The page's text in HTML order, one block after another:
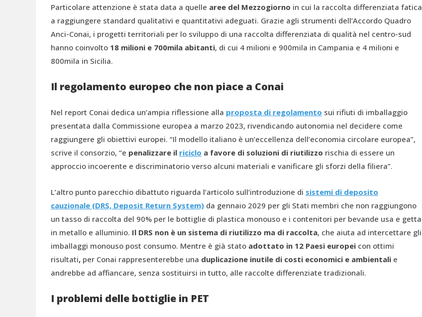
Particolare attenzione è stata data a quelle aree del Mezzogiorno in cui la raccolta differenziata fatica
a raggiungere standard qualitativi e quantitativi adeguati. Grazie agli strumenti dell’Accordo Quadro
Anci-Conai, i progetti territoriali per lo sviluppo di una raccolta differenziata di qualità nel centro-sud
hanno coinvolto 18 milioni e 700mila abitanti, di cui 4 milioni e 900mila in Campania e 4 milioni e
800mila in Sicilia.
Il regolamento europeo che non piace a Conai
Nel report Conai dedica un’ampia riflessione alla proposta di regolamento sui rifiuti di imballaggio
presentata dalla Commissione europea a marzo 2023, rivendicando autonomia nel decidere come
raggiungere gli obiettivi europei. “Il modello italiano è un’eccellenza dell’economia circolare europea”,
scrive il consorzio, “e penalizzare il riciclo a favore di soluzioni di riutilizzo rischia di essere un
approccio incoerente e discriminatorio verso alcuni materiali e vanificare gli sforzi della filiera”.
L’altro punto parecchio dibattuto riguarda l’articolo sull’introduzione di sistemi di deposito
cauzionale (DRS, Deposit Return System) da gennaio 2029 per gli Stati membri che non raggiungono
un tasso di raccolta del 90% per le bottiglie di plastica monouso e i contenitori per bevande usa e getta
in metallo e alluminio. Il DRS non è un sistema di riutilizzo ma di raccolta, che aiuta ad intercettare gli
imballaggi monouso post consumo. Mentre è già stato adottato in 12 Paesi europei con ottimi
risultati, per Conai rappresenterebbe una duplicazione inutile di costi economici e ambientali e
andrebbe ad affiancare, senza sostituirsi in tutto, alle raccolte differenziate tradizionali.
I problemi delle bottiglie in PET